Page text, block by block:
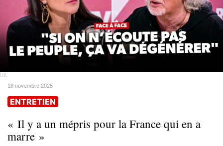
DR
18 novembre 2025
ENTRETIEN
« Il y a un mépris pour la France qui en a
marre »